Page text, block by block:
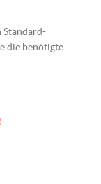
Standard-
die benötigte